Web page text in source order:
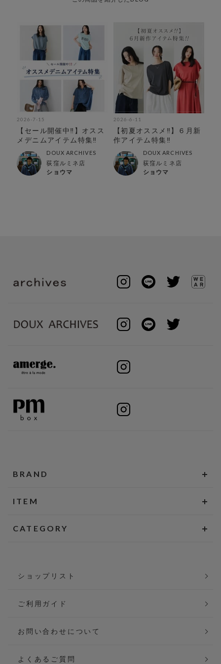
2026-7-15
【セール開催中‼︎】オスス
メデニムアイテム特集‼︎
DOUX ARCHIVES
荻窪ルミネ店
ショウマ
2026-6-11
【初夏オススメ‼︎】６月新
作アイテム特集‼︎
DOUX ARCHIVES
荻窪ルミネ店
ショウマ
BRAND
ITEM
CATEGORY
ショップリスト
ご利用ガイド
お問い合わせについて
よくあるご質問